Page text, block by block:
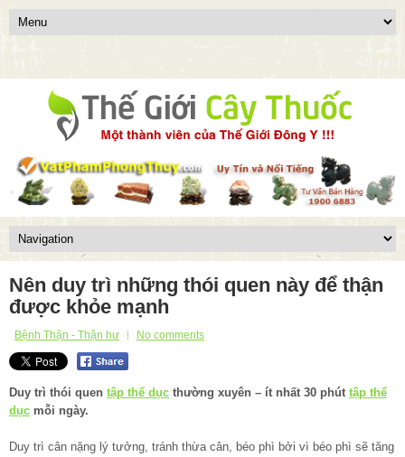
Nên duy trì những thói quen này để thận
được khỏe mạnh
Bệnh Thận - Thận hư No comments
Duy trì thói quen tập thể dục thường xuyên – ít nhất 30 phút tập thể
dục mỗi ngày.
Duy trì cân nặng lý tưởng, tránh thừa cân, béo phì bởi vì béo phì sẽ tăng